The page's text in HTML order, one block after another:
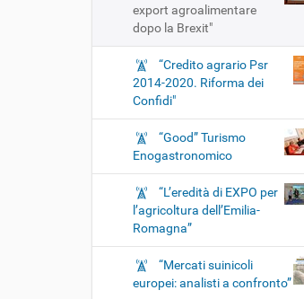
export agroalimentare
dopo la Brexit"
“Credito agrario Psr
2014-2020. Riforma dei
Confidi"
“Good” Turismo
Enogastronomico
“L’eredità di EXPO per
l’agricoltura dell’Emilia-
Romagna”
“Mercati suinicoli
europei: analisti a confronto”